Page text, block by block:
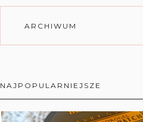
ARCHIWUM
NAJPOPULARNIEJSZE